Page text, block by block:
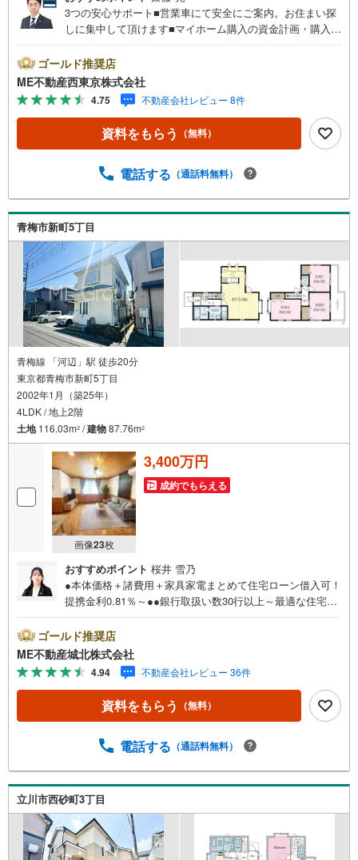
3つの安心サポート■営業車にて安全にご案内。お住まい探
しに集中して頂けます■マイホーム購入の資金計画・購入か
どんなに信用のある建築会社でもご自分の目で確認するこ
とは重要ですよね。特殊機材を使用し物件状態を調査致し
ますご来店特典■FP相談キャッシュフローの作成無料でで
きます■未公開の物件情報をご紹介■弊社仲介にてご契約頂
くと1万円から最大10万円のご紹介料をお支払い！詳しくは
スタッフ迄 都内有数の1棟ビル大型店舗開店！■西武新宿線
う方はご自宅へ『無料送迎サービス』実施しております！■
ー、紙おむつ、アメニティ、大型個室ブース4部屋、各ブー
スモニター等完備しております！
ゴールド推奨店
ME不動産西東京株式会社
4.75 不動産会社レビュー 8件
資料をもらう （無料）
電話する （通話料無料）
青梅市新町5丁目
青梅線 「河辺」駅 徒歩20分
東京都青梅市新町5丁目
2002年1月（築25年）
4LDK / 地上2階
土地116.03m2 /建物87.76m2
画像23枚
3,400万円
成約でもらえる
おすすめポイント 桜井 雪乃
●本体価格＋諸費用＋家具家電まとめて住宅ローン借入可！
提携金利0.81％～●●銀行取扱い数30行以上～最適な住宅ロ
多数ございます！（1）勤続年数1ヶ月（2）自己資金0円
（3）産休/育休/契約社員/派遣社員/アルバイト/パート/独
身/自営業/経営者（4）延滞、滞納、個信アウト対応可
（5）収入合算や親子ローン（6）金融機関の借入まとめ
等、家具、家電、引越し費用等おまとめローン（7）永住権
無、持病あり、持ち家残債有でも相談可能●3つの安心サポ
頂けます。2.FPソフトを使用しマイホーム購入の資金計
に安心を提案します。3.どんなに信用のある建築会社でも
ご自分の目で確認することは重要ですよね。弊社は特殊機
材を使用してインスペクションを実施します。
ゴールド推奨店
ME不動産城北株式会社
4.94 不動産会社レビュー 36件
資料をもらう （無料）
電話する （通話料無料）
立川市西砂町3丁目